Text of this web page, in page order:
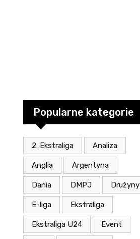
Popularne kategorie
2. Ekstraliga Analiza
Anglia Argentyna
Dania DMPJ Drużyny
E-liga Ekstraliga
Ekstraliga U24 Event